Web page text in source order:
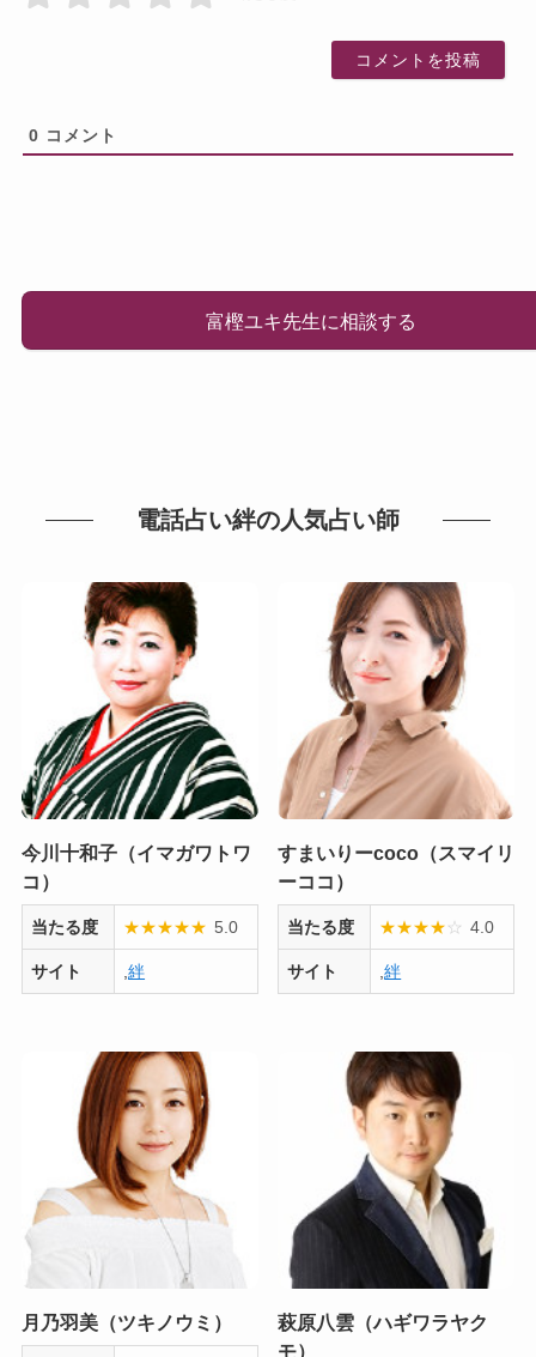
0 コメント
富樫ユキ先生に相談する
電話占い絆の人気占い師
今川十和子（イマガワトワ
コ）
当たる度 ★★★★★ 5.0
サイト ,絆
すまいりーcoco（スマイリ
ーココ）
当たる度 ★★★★☆ 4.0
サイト ,絆
月乃羽美（ツキノウミ）
萩原八雲（ハギワラヤク
モ）